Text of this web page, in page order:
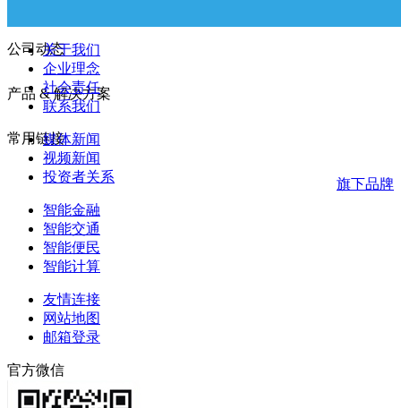
公司动态
产品 & 解决方案
常用链接
旗下品牌
关于我们
企业理念
社会责任
联系我们
媒体新闻
视频新闻
投资者关系
智能金融
智能交通
智能便民
智能计算
友情连接
网站地图
邮箱登录
官方微信